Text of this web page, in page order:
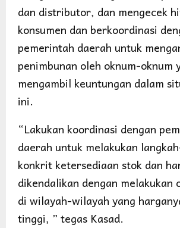
dan distributor, dan mengecek
konsumen dan berkoordinasi
pemerintah daerah untuk
penimbunan oleh oknum-oknum
mengambil keuntungan dalam
ini.
“Lakukan koordinasi dengan
daerah untuk melakukan
konkrit ketersediaan stok dan
dikendalikan dengan melakukan
di wilayah-wilayah yang
tinggi, ” tegas Kasad.